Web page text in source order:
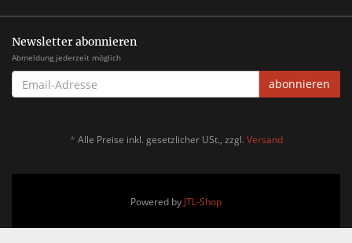
Newsletter abonnieren
Abmeldung jederzeit möglich
EMAIL-
ADRESSE
abonnieren
* Alle Preise inkl. gesetzlicher USt., zzgl. Versand
Powered by JTL-Shop